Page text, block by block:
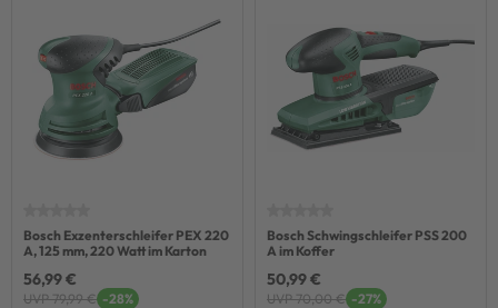
Bosch Exzenterschleifer PEX 220
A, 125 mm, 220 Watt im Karton
56,99 €
UVP 79,99 € -28%
Bosch Schwingschleifer PSS 200
A im Koffer
50,99 €
UVP 70,00 € -27%